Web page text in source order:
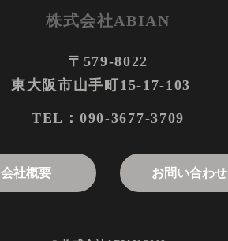
株式会社ABIAN
〒579-8022
東大阪市山手町15-17-103
TEL： 090-3677-3709
会社概要 お問い合わせ